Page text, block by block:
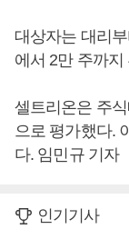
대상자는 대리
에서 2만 주까지
셀트리온은 주
으로 평가했다.
다. 임민규 기자
인기기사